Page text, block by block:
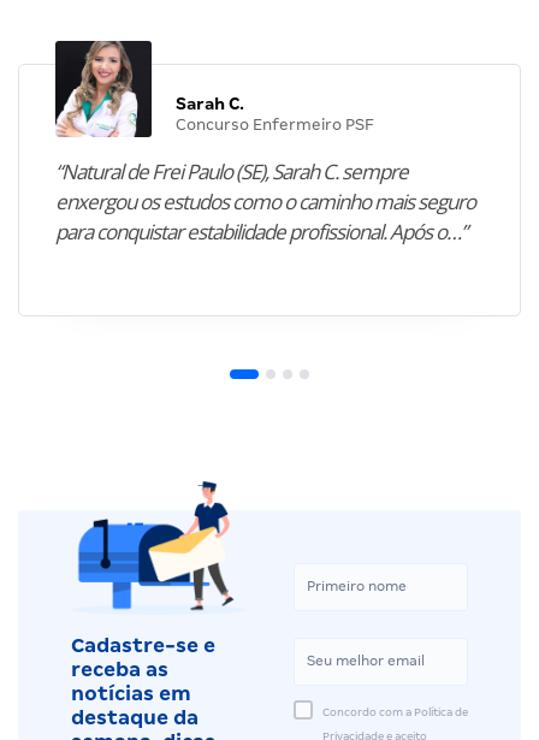
Sarah C.
Concurso Enfermeiro PSF
“Natural de Frei Paulo (SE), Sarah C. sempre
enxergou os estudos como o caminho mais seguro
para conquistar estabilidade profissional. Após o…”
Cadastre-se e
receba as
notícias em
destaque da
Concordo com a Política de
Privacidade e aceito